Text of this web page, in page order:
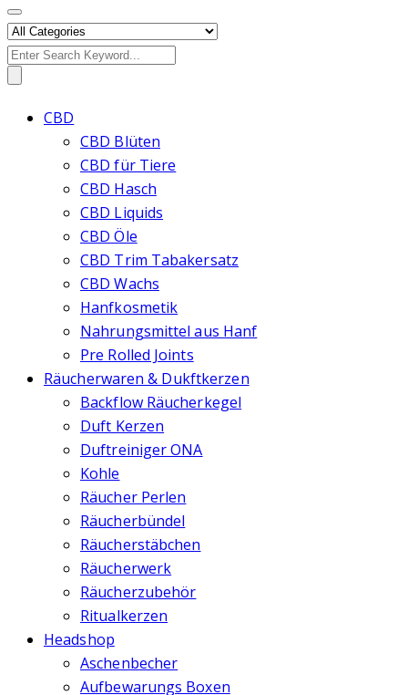
Search
CBD
CBD Blüten
CBD für Tiere
CBD Hasch
CBD Liquids
CBD Öle
CBD Trim Tabakersatz
CBD Wachs
Hanfkosmetik
Nahrungsmittel aus Hanf
Pre Rolled Joints
Räucherwaren & Dukftkerzen
Backflow Räucherkegel
Duft Kerzen
Duftreiniger ONA
Kohle
Räucher Perlen
Räucherbündel
Räucherstäbchen
Räucherwerk
Räucherzubehör
Ritualkerzen
Headshop
Aschenbecher
Aufbewarungs Boxen